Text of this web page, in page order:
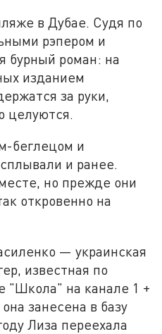
в Дубае. Судя по
рэпером и
бурный роман: на
изданием
за руки,
целуются.
беглецом и
и ранее.
но прежде они
откровенно на
— украинская
известная по
"Школа" на канале 1 +
занесена в базу
Лиза переехала